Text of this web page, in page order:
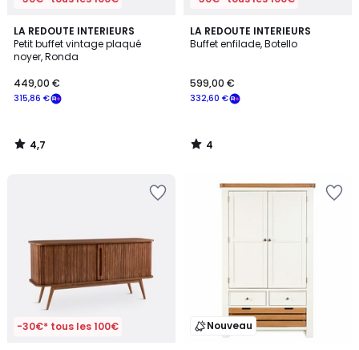
LA REDOUTE INTERIEURS
Petit buffet vintage plaqué
noyer, Ronda
315,86 €
449,00 €
4,7
/ 5
4,7
/
LA REDOUTE INTERIEURS
Buffet enfilade, Botello
332,60 €
599,00 €
4
/
4
/
-30€* tous les 100€ Nouveau